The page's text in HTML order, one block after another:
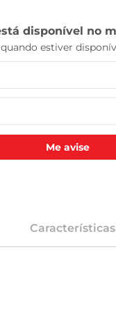
Me avise
Características